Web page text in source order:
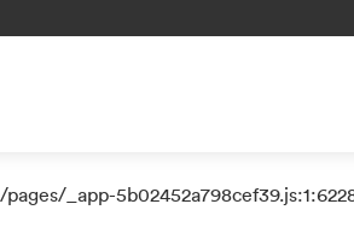
a function
_app-
_app-